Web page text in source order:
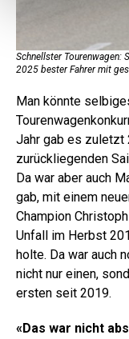
Schnellster Tourenwagen:
2025 bester Fahrer mit
Man könnte
Jahr gab es zuletzt
zurückliegenden
Da war aber auch
gab, mit einem
Champion
Unfall im Herbst
holte. Da war auch
nicht nur einen,
ersten seit 2019.
«Das war nicht